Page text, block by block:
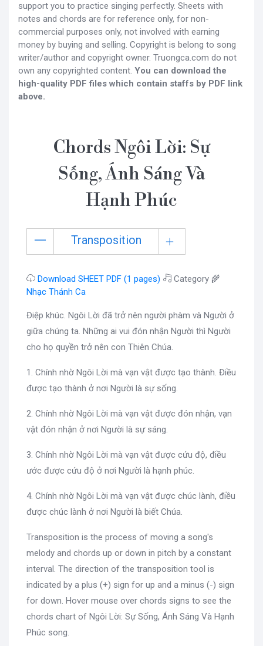
support you to practice singing perfectly. Sheets with
notes and chords are for reference only, for non-
commercial purposes only, not involved with earning
money by buying and selling. Copyright is belong to song
writer/author and copyright owner. Truongca.com do not
own any copyrighted content. You can download the
high-quality PDF files which contain staffs by PDF link
above.
Chords Ngôi Lời: Sự
Sống, Ánh Sáng Và
Hạnh Phúc
Transposition
Download SHEET PDF (1 pages)
Category 🌾
Nhạc Thánh Ca
Điệp khúc. Ngôi Lời đã trở nên người phàm và Người ở
giữa chúng ta. Những ai vui đón nhận Người thì Người
cho họ quyền trở nên con Thiên Chúa.
1. Chính nhờ Ngôi Lời mà vạn vật được tạo thành. Điều
được tạo thành ở nơi Người là sự sống.
2. Chính nhờ Ngôi Lời mà vạn vật được đón nhận, vạn
vật đón nhận ở nơi Người là sự sáng.
3. Chính nhờ Ngôi Lời mà vạn vật được cứu độ, điều
ước được cứu độ ở nơi Người là hạnh phúc.
4. Chính nhờ Ngôi Lời mà vạn vật được chúc lành, điều
được chúc lành ở nơi Người là biết Chúa.
Transposition is the process of moving a song's
melody and chords up or down in pitch by a constant
interval. The direction of the transposition tool is
indicated by a plus (+) sign for up and a minus (-) sign
for down. Hover mouse over chords signs to see the
chords chart of Ngôi Lời: Sự Sống, Ánh Sáng Và Hạnh
Phúc song.